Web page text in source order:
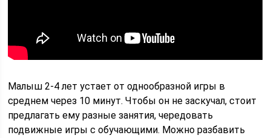
Малыш 2-4 лет устает от однообразной игры в
среднем через 10 минут. Чтобы он не заскучал, стоит
предлагать ему разные занятия, чередовать
подвижные игры с обучающими. Можно разбавить